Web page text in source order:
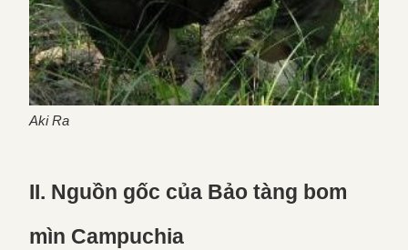
Aki Ra
II. Nguồn gốc của Bảo tàng bom
mìn Campuchia